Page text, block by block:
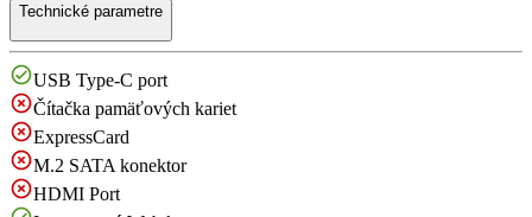
Technické parametre
USB Type-C port
Čítačka pamäťových kariet
ExpressCard
M.2 SATA konektor
HDMI Port